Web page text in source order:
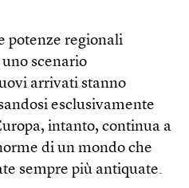
potenze regionali
scenario
arrivati stanno
esclusivamente
intanto, continua a
di un mondo che
sempre più antiquate.